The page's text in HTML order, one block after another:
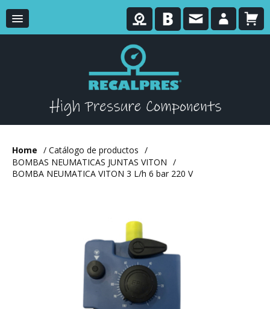
Home / Catálogo de productos /
BOMBAS NEUMATICAS JUNTAS VITON /
BOMBA NEUMATICA VITON 3 L/h 6 bar 220 V